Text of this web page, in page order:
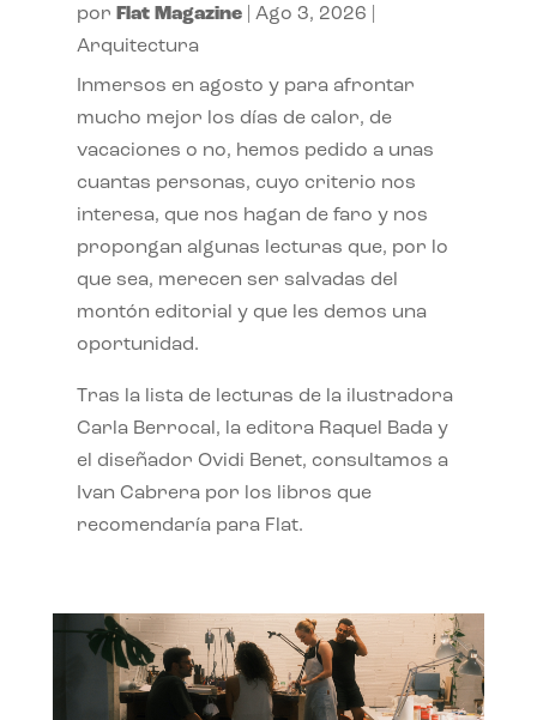
por Flat Magazine| Ago 3, 2026
Arquitectura
Inmersos en agosto y para afrontar
mucho mejor los días de calor, de
vacaciones o no, hemos pedido a unas
cuantas personas, cuyo criterio nos
interesa, que nos hagan de faro y nos
propongan algunas lecturas que, por lo
que sea, merecen ser salvadas del
montón editorial y que les demos una
oportunidad.
Tras la lista de lecturas de la ilustradora
Carla Berrocal, la editora Raquel Bada y
el diseñador Ovidi Benet, consultamos a
Ivan Cabrera por los libros que
recomendaría para Flat.